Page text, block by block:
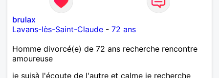
brulax
Lavans-lès-Saint-Claude - 72 ans
Homme divorcé(e) de 72 ans recherche rencontre
amoureuse
je suisà l'écoute de l'autre et calme je recherche